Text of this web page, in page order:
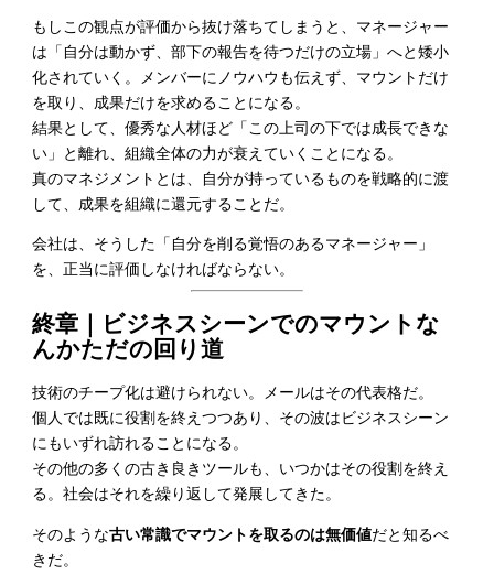
もしこの観点が評価から抜け落ちてしまうと、マネージャー
は「自分は動かず、部下の報告を待つだけの立場」へと矮小
化されていく。メンバーにノウハウも伝えず、マウントだけ
を取り、成果だけを求めることになる。
結果として、優秀な人材ほど「この上司の下では成長できな
い」と離れ、組織全体の力が衰えていくことになる。
真のマネジメントとは、自分が持っているものを戦略的に渡
して、成果を組織に還元することだ。
会社は、そうした「自分を削る覚悟のあるマネージャー」
を、正当に評価しなければならない。
終章 ｜ ビジネスシーンでのマウントな
んかただの回り道
技術のチープ化は避けられない。メールはその代表格だ。
個人では既に役割を終えつつあり、その波はビジネスシーン
にもいずれ訪れることになる。
その他の多くの古き良きツールも、いつかはその役割を終え
る。社会はそれを繰り返して発展してきた。
そのような古い常識でマウントを取るのは無価値だと知るべ
きだ。